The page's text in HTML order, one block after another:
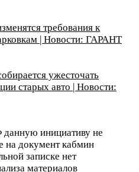
требования к
| Новости: ГАРАНТ
ужесточать
старых авто | Новости:
инициативу не
на документ кабмин
записке нет
материалов